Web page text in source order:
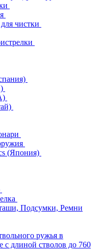
чистки
(Япония)
Подсумки, Ремни
ружья в
с длиной стволов до 760